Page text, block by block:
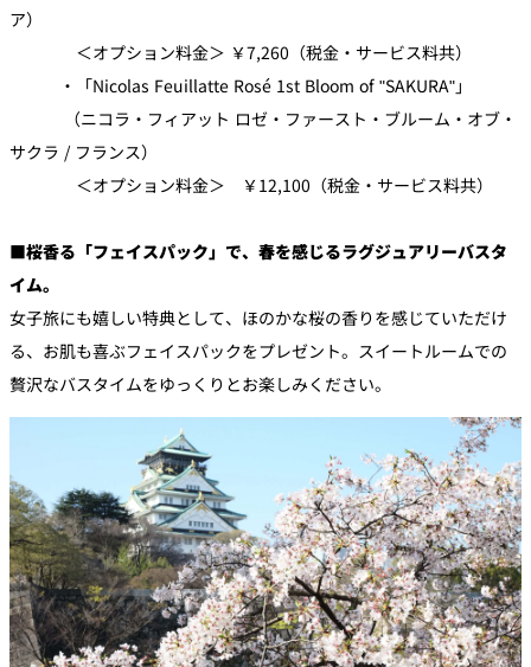
ア）
＜オプション料金＞ ￥7,260（税金・サービス料共）
・「Nicolas Feuillatte Rosé 1st Bloom of "SAKURA"」
（ニコラ・フィアット ロゼ・ファースト・ブルーム・オブ・
サクラ / フランス）
＜オプション料金＞ ￥12,100（税金・サービス料共）
■桜香る 「フェイスパック」で、 春を感じるラグジュアリーバスタ
イム。
女子旅にも嬉しい特典として、ほのかな桜の香りを感じていただけ
る、お肌も喜ぶフェイスパックをプレゼント。スイートルームでの
贅沢なバスタイムをゆっくりとお楽しみください。